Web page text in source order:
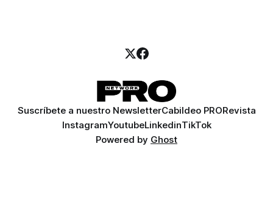
Suscríbete a nuestro NewsletterCabildeo PRORevista
InstagramYoutubeLinkedinTikTok
Powered by Ghost